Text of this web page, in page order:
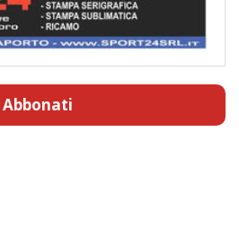
Abbonati